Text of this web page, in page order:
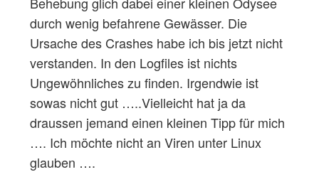
durch wenig befahrene Gewässer. Die
Ursache des Crashes habe ich bis jetzt nicht
verstanden. In den Logfiles ist nichts
Ungewöhnliches zu finden. Irgendwie ist
sowas nicht gut …..Vielleicht hat ja da
draussen jemand einen kleinen Tipp für mich
…. Ich möchte nicht an Viren unter Linux
glauben ….